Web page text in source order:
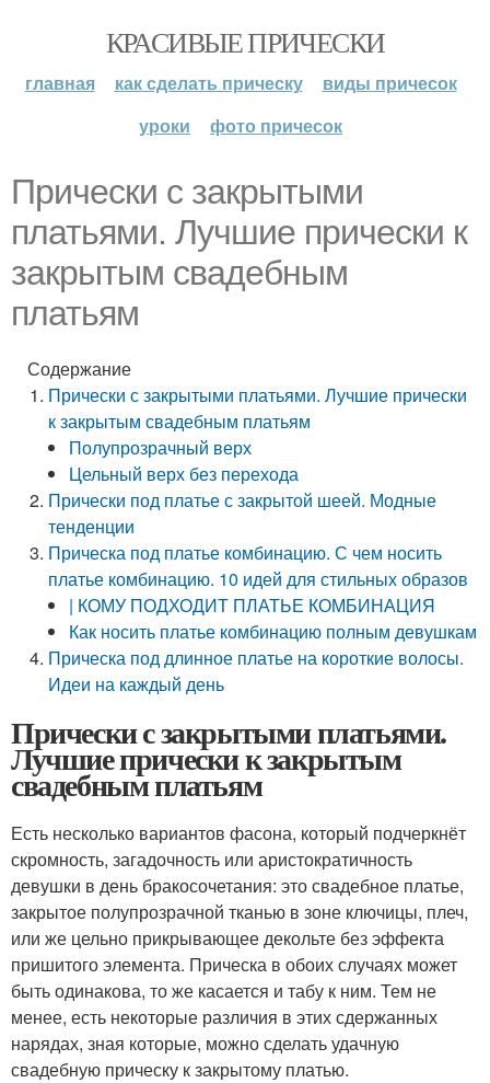
КРАСИВЫЕ ПРИЧЕСКИ
главная как сделать прическу
виды причесок
уроки
фото причесок
Прически с закрытыми
платьями. Лучшие прически к
закрытым свадебным
платьям
Содержание
Прически с закрытыми платьями. Лучшие прически
к закрытым свадебным платьям
Полупрозрачный верх
Цельный верх без перехода
Прически под платье с закрытой шеей. Модные
тенденции
Прическа под платье комбинацию. С чем носить
платье комбинацию. 10 идей для стильных образов
| КОМУ ПОДХОДИТ ПЛАТЬЕ КОМБИНАЦИЯ
Как носить платье комбинацию полным девушкам
Прическа под длинное платье на короткие волосы.
Идеи на каждый день
Прически с закрытыми платьями.
Лучшие прически к закрытым
свадебным платьям
Есть несколько вариантов фасона, который подчеркнёт
скромность, загадочность или аристократичность
девушки в день бракосочетания: это свадебное платье,
закрытое полупрозрачной тканью в зоне ключицы, плеч,
или же цельно прикрывающее декольте без эффекта
пришитого элемента. Прическа в обоих случаях может
быть одинакова, то же касается и табу к ним. Тем не
менее, есть некоторые различия в этих сдержанных
нарядах, зная которые, можно сделать удачную
свадебную прическу к закрытому платью.